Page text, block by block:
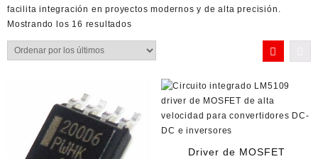
facilita integración en proyectos modernos y de alta precisión.
Mostrando los 16 resultadosOrdenado
por
Driver de MOSFET